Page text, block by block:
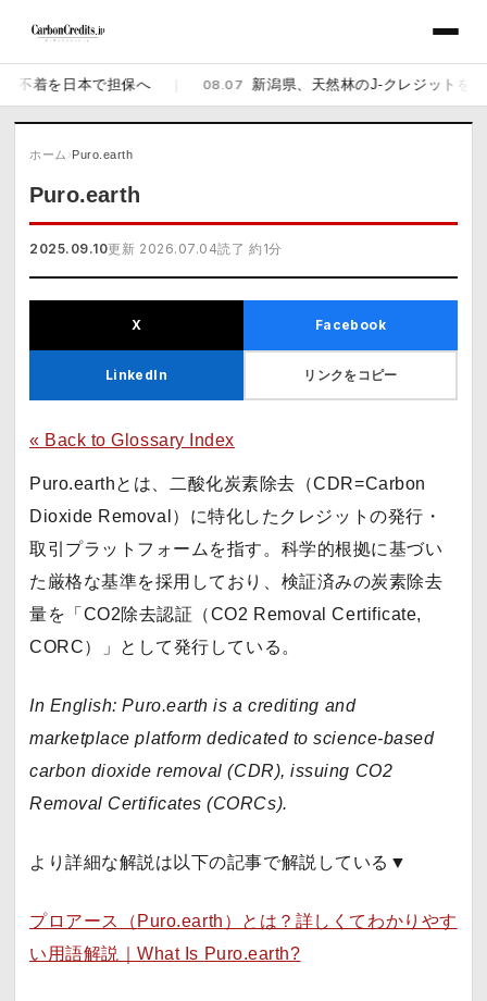
着を日本で担保へ 08.07 新潟県、天然林のJ-クレジットを販
ホーム ›Puro.earth
Puro.earth
2025.09.10更新 2026.07.04読了 約1分
X Facebook
LinkedIn リンクをコピー
« Back to Glossary Index
Puro.earthとは、二酸化炭素除去（CDR=Carbon
Dioxide Removal）に特化したクレジットの発行・
取引プラットフォームを指す。科学的根拠に基づい
た厳格な基準を採用しており、検証済みの炭素除去
量を「CO2除去認証（CO2 Removal Certificate,
CORC）」として発行している。
In English:Puro.earth is a crediting and
marketplace platform dedicated to science-based
carbon dioxide removal (CDR), issuing CO2
Removal Certificates (CORCs).
より詳細な解説は以下の記事で解説している▼
プロアース（ Puro.earth ）とは？詳しくてわかりやす
い用語解説｜What Is Puro.earth?